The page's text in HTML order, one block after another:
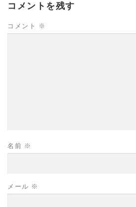
コメントを残す
コメント ※
名前 ※
メール ※